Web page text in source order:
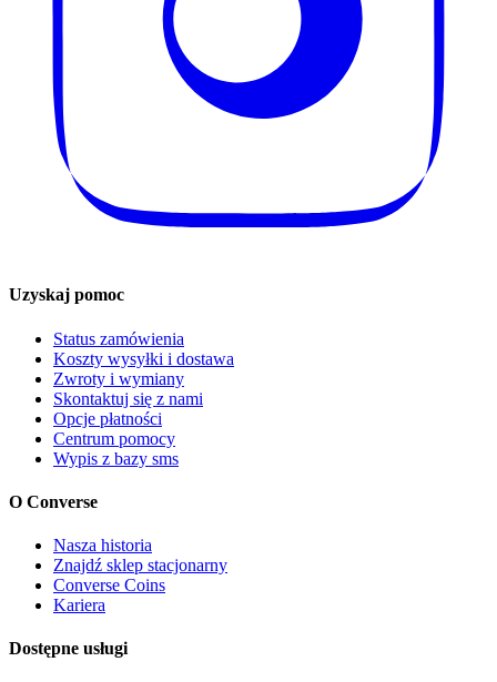
Uzyskaj pomoc
Status zamówienia
Koszty wysyłki i dostawa
Zwroty i wymiany
Skontaktuj się z nami
Opcje płatności
Centrum pomocy
Wypis z bazy sms
O Converse
Nasza historia
Znajdź sklep stacjonarny
Converse Coins
Kariera
Dostępne usługi